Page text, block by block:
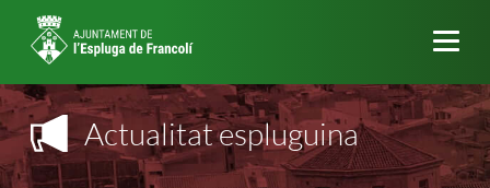
Actualitat espluguina